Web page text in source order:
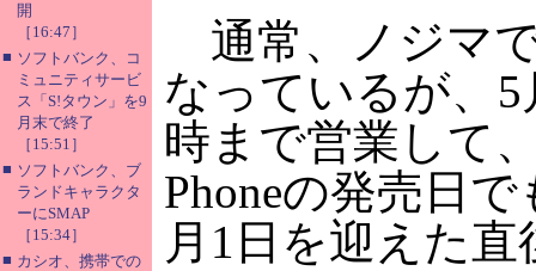
開
［16:47］
■ ソフトバンク、コ
ミュニティサービ
ス「S!タウン」を9
月末で終了
［15:51］
■ ソフトバンク、ブ
ランドキャラクタ
ーにSMAP
［15:34］
■ カシオ、携帯での
通常、ノジマ
なっているが、5
時まで営業して
Phoneの発売日
月1日を迎えた